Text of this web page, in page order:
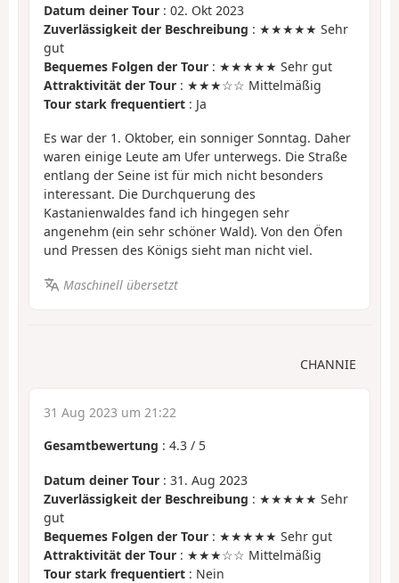
Datum deiner Tour : 02. Okt 2023
Zuverlässigkeit der Beschreibung : ★★★★★ Sehr
gut
Bequemes Folgen der Tour : ★★★★★ Sehr gut
Attraktivität der Tour : ★★★☆☆ Mittelmäßig
Tour stark frequentiert : Ja
Es war der 1. Oktober, ein sonniger Sonntag. Daher
waren einige Leute am Ufer unterwegs. Die Straße
entlang der Seine ist für mich nicht besonders
interessant. Die Durchquerung des
Kastanienwaldes fand ich hingegen sehr
angenehm (ein sehr schöner Wald). Von den Öfen
und Pressen des Königs sieht man nicht viel.
Maschinell übersetzt
CHANNIE
31 Aug 2023 um 21:22
Gesamtbewertung : 4.3 / 5
Datum deiner Tour : 31. Aug 2023
Zuverlässigkeit der Beschreibung : ★★★★★ Sehr
gut
Bequemes Folgen der Tour : ★★★★★ Sehr gut
Attraktivität der Tour : ★★★☆☆ Mittelmäßig
Tour stark frequentiert : Nein